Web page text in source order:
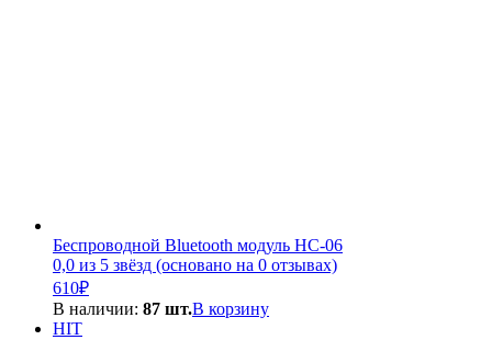
Беспроводной Bluetooth модуль HC-06
0,0 из 5 звёзд (основано на 0 отзывах)
610₽
В наличии: 87 шт.В корзину
HIT